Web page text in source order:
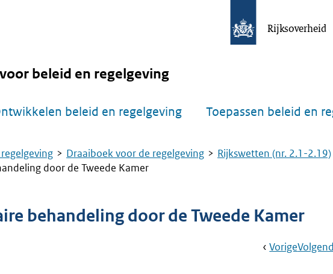
Rijksoverheid
beleid en regelgeving
beleid en regelgeving Toepassen beleid en
Draaiboek voor de regelgeving Rijkswetten (nr. 2.1-2.19)
door de Tweede Kamer
behandeling door de Tweede Kamer
Book
Ga
VorigePagina:
Ga